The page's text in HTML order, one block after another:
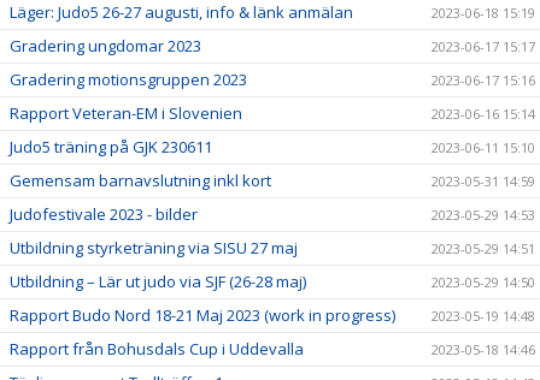
Läger: Judo5 26-27 augusti, info & länk anmälan 2023-06-18 15:19
Gradering ungdomar 2023 2023-06-17 15:17
Gradering motionsgruppen 2023 2023-06-17 15:16
Rapport Veteran-EM i Slovenien 2023-06-16 15:14
Judo5 träning på GJK 230611 2023-06-11 15:10
Gemensam barnavslutning inkl kort 2023-05-31 14:59
Judofestivale 2023 - bilder 2023-05-29 14:53
Utbildning styrketräning via SISU 27 maj 2023-05-29 14:51
Utbildning – Lär ut judo via SJF (26-28 maj) 2023-05-29 14:50
Rapport Budo Nord 18-21 Maj 2023 (work in progress) 2023-05-19 14:48
Rapport från Bohusdals Cup i Uddevalla 2023-05-18 14:46